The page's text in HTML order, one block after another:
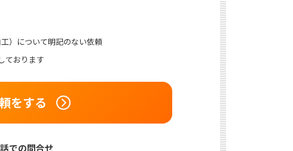
）について明記のない依頼
ております
をする